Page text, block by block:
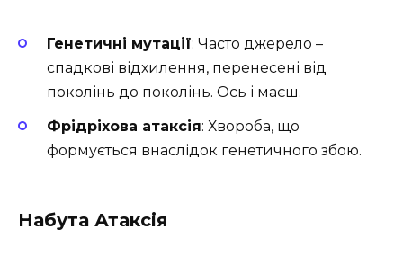
Генетичні мутації: Часто джерело –
спадкові відхилення, перенесені від
поколінь до поколінь. Ось і маєш.
Фрідріхова атаксія: Хвороба, що
формується внаслідок генетичного збою.
Набута Атаксія